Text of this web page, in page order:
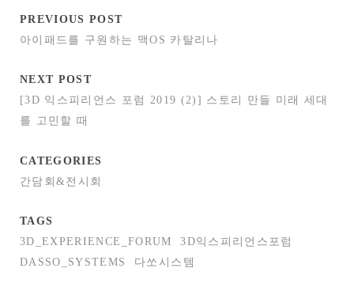
PREVIOUS POST
아이패드를 구원하는 맥OS 카탈리나
NEXT POST
[3D 익스피리언스 포럼 2019 (2)] 스토리 만들 미래 세대
를 고민할 때
CATEGORIES
간담회&전시회
TAGS
3D_EXPERIENCE_FORUM
3D익스피리언스포럼
DASSO_SYSTEMS
다쏘시스템